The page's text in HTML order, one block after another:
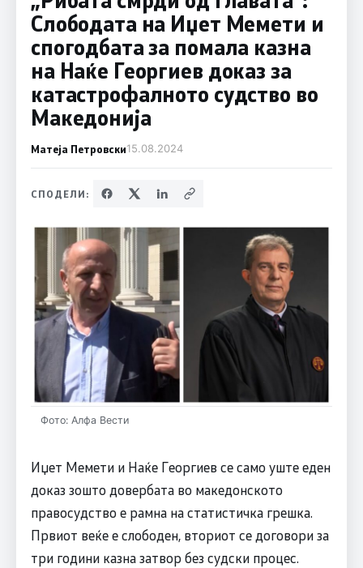
Слободата на Иџет Мемети и
спогодбата за помала казна
на Наќе Георгиев доказ за
катастрофалното судство во
Македонија
Матеја Петровски15.08.2024
СПОДЕЛИ:
Фото: Алфа Вести
Иџет Мемети и Наќе Георгиев се само уште еден
доказ зошто довербата во македонското
правосудство е рамна на статистичка грешка.
Првиот веќе е слободен, вториот се договори за
три години казна затвор без судски процес.